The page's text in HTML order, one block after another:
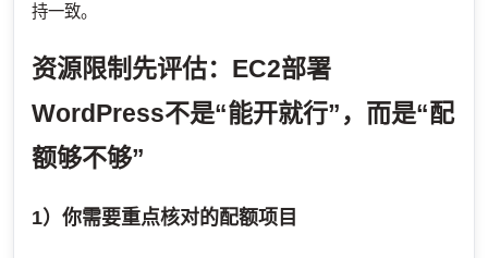
持一致。
资源限制先评估：EC2部署
WordPress不是“能开就行”，而是“配
额够不够”
1）你需要重点核对的配额项目